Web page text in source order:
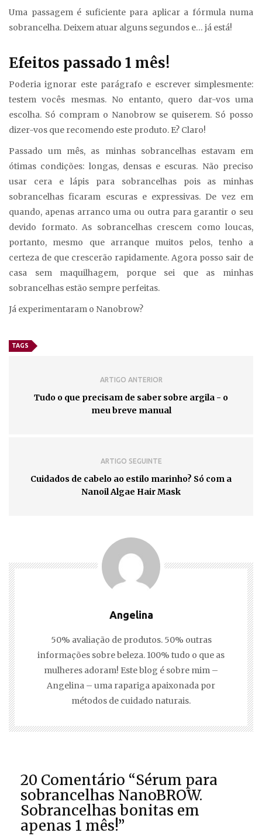
Uma passagem é suficiente para aplicar a fórmula numa
sobrancelha. Deixem atuar alguns segundos e… já está!
Efeitos passado 1 mês!
Poderia ignorar este parágrafo e escrever simplesmente:
testem vocês mesmas. No entanto, quero dar-vos uma
escolha. Só compram o Nanobrow se quiserem. Só posso
dizer-vos que recomendo este produto. E? Claro!
Passado um mês, as minhas sobrancelhas estavam em
ótimas condições: longas, densas e escuras. Não preciso
usar cera e lápis para sobrancelhas pois as minhas
sobrancelhas ficaram escuras e expressivas. De vez em
quando, apenas arranco uma ou outra para garantir o seu
devido formato. As sobrancelhas crescem como loucas,
portanto, mesmo que arranque muitos pelos, tenho a
certeza de que crescerão rapidamente. Agora posso sair de
casa sem maquilhagem, porque sei que as minhas
sobrancelhas estão sempre perfeitas.
Já experimentaram o Nanobrow?
TAGS
ARTIGO ANTERIOR
Tudo o que precisam de saber sobre argila - o
meu breve manual
ARTIGO SEGUINTE
Cuidados de cabelo ao estilo marinho? Só com a
Nanoil Algae Hair Mask
Angelina
50% avaliação de produtos. 50% outras
informações sobre beleza. 100% tudo o que as
mulheres adoram! Este blog é sobre mim –
Angelina – uma rapariga apaixonada por
métodos de cuidado naturais.
20 Comentário “Sérum para
sobrancelhas NanoBROW.
Sobrancelhas bonitas em
apenas 1 mês!”